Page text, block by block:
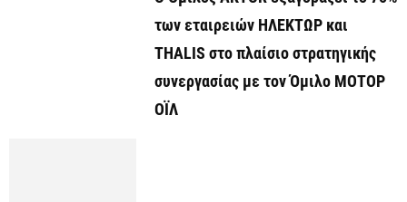
των εταιρειών ΗΛΕΚΤΩΡ και
THALIS στο πλαίσιο στρατηγικής
συνεργασίας με τον Όμιλο ΜΟΤΟΡ
ΟΪΛ